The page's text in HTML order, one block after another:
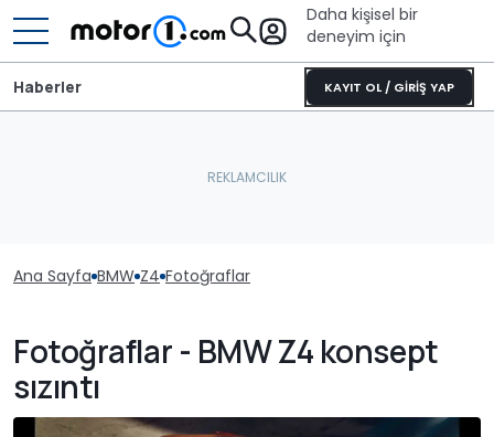
Daha kişisel bir
deneyim için
KAYIT OL / GİRİŞ YAP
Haberler
Ana Sayfa BMW Z4 Fotoğraflar
Fotoğraflar - BMW Z4 konsept
sızıntı